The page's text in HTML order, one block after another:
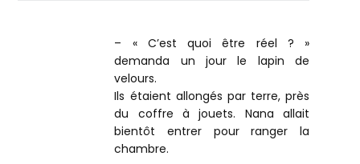
– « C’est quoi être réel ? »
demanda un jour le lapin de
velours.
Ils étaient allongés par terre, près
du coffre à jouets. Nana allait
bientôt entrer pour ranger la
chambre.